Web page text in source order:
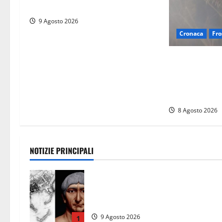
9 Agosto 2026
Cronaca
8 Agosto 2026
NOTIZIE PRINCIPALI
1 9 Agosto 2026